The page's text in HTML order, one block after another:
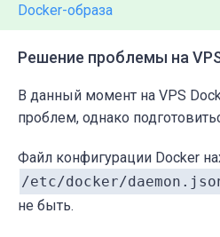
Docker-образа
Решение проблемы на
В данный момент на VPS
проблем, однако
Файл конфигурации Docker
/etc/docker/
не быть.